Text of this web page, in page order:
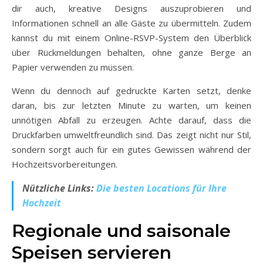
dir auch, kreative Designs auszuprobieren und
Informationen schnell an alle Gäste zu übermitteln. Zudem
kannst du mit einem Online-RSVP-System den Überblick
über Rückmeldungen behalten, ohne ganze Berge an
Papier verwenden zu müssen.
Wenn du dennoch auf gedruckte Karten setzt, denke
daran, bis zur letzten Minute zu warten, um keinen
unnötigen Abfall zu erzeugen. Achte darauf, dass die
Druckfarben umweltfreundlich sind. Das zeigt nicht nur Stil,
sondern sorgt auch für ein gutes Gewissen während der
Hochzeitsvorbereitungen.
Nützliche Links:Die besten Locations für Ihre
Hochzeit
Regionale und saisonale
Speisen servieren